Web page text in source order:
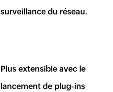
surveillance du réseau.
Plus extensible avec le
lancement de plug-ins